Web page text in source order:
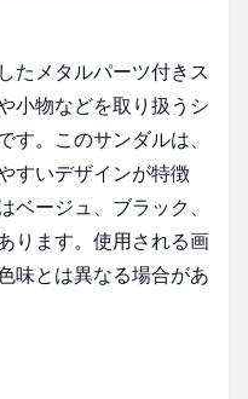
たメタルパーツ付きス
小物などを取り扱うシ
す。このサンダルは、
すいデザインが特徴
ベージュ、ブラック、
ります。使用される画
味とは異なる場合があ